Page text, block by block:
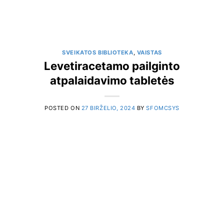
SVEIKATOS BIBLIOTEKA, VAISTAS
Levetiracetamo pailginto
atpalaidavimo tabletės
POSTED ON 27 BIRŽELIO, 2024 BYSFOMCSYS